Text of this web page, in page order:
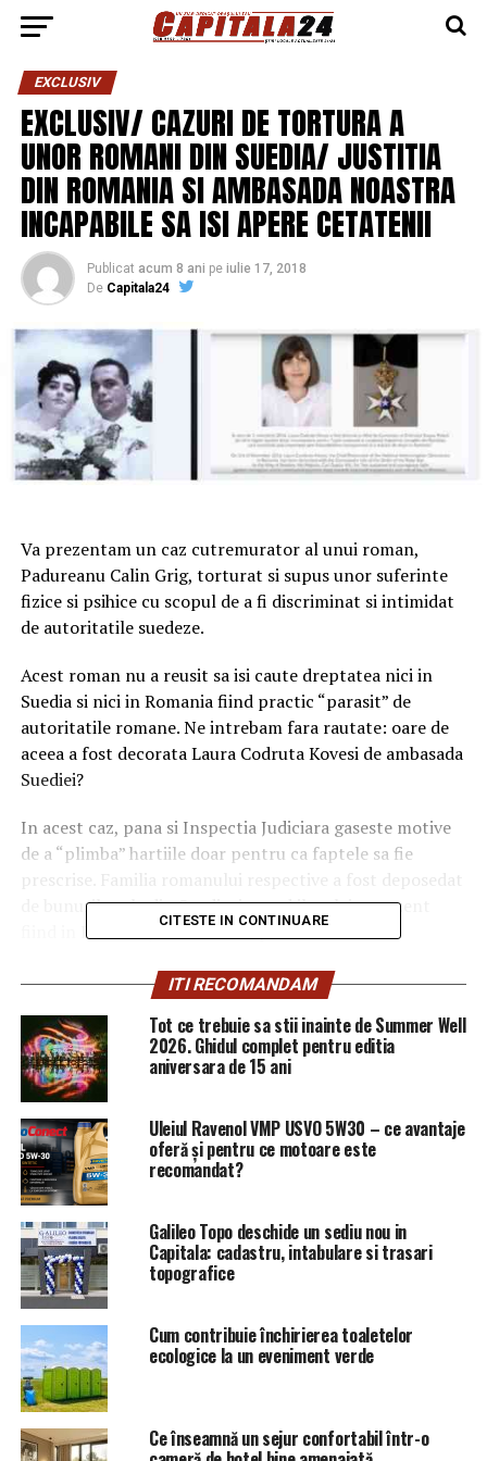
EXCLUSIV
EXCLUSIV/ CAZURI DE TORTURA A
UNOR ROMANI DIN SUEDIA/ JUSTITIA
DIN ROMANIA SI AMBASADA NOASTRA
INCAPABILE SA ISI APERE CETATENII
Publicat acum 8 ani pe iulie 17, 2018
De Capitala24
Va prezentam un caz cutremurator al unui roman,
Padureanu Calin Grig, torturat si supus unor suferinte
fizice si psihice cu scopul de a fi discriminat si intimidat
de autoritatile suedeze.
Acest roman nu a reusit sa isi caute dreptatea nici in
Suedia si nici in Romania fiind practic “parasit” de
autoritatile romane. Ne intrebam fara rautate: oare de
aceea a fost decorata Laura Codruta Kovesi de ambasada
Suediei?
In acest caz, pana si Inspectia Judiciara gaseste motive
de a “plimba” hartiile doar pentru ca faptele sa fie
prescrise. Familia romanului respective a fost deposedat
de bunurile sale din Suedia, in mod ilegal, in prezent
fiind in Romania, tara care l-a parasit din motive
Iata ce scria in 2016 avocatul romanului torturat si
abuzat (abuzuri care au continuat pana in prezent):
Preambul – 2012-2014 –
Dl. Calin Grig Padureanu , in urma unor abuzuri savarsite
de anumite institutii de stat suedeze asupra drepturilor
sale cetatenesti in materia dreptului muncii, a dreptului
la sanatate si a drepturilor sociale ce i se cuveneau in
perioada 2012-2014 , a inteles , ca in toata aceasta
perioada , sa intreprinda o serie de demersuri in materia
CITESTE IN CONTINUARE
ITI RECOMANDAM
Tot ce trebuie sa stii inainte de Summer Well
2026. Ghidul complet pentru editia
aniversara de 15 ani
Uleiul Ravenol VMP USVO 5W30 – ce avantaje
oferă și pentru ce motoare este
recomandat?
Galileo Topo deschide un sediu nou in
Capitala: cadastru, intabulare si trasari
topografice
Cum contribuie închirierea toaletelor
ecologice la un eveniment verde
Ce înseamnă un sejur confortabil într-o